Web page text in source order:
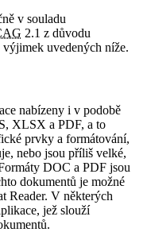
v souladu
2.1 z důvodu
výjimek uvedených níže.
nabízeny i v podobě
XLSX a PDF, a to
prvky a formátování,
nebo jsou příliš velké,
DOC a PDF jsou
dokumentů je možné
Reader. V některých
jež slouží